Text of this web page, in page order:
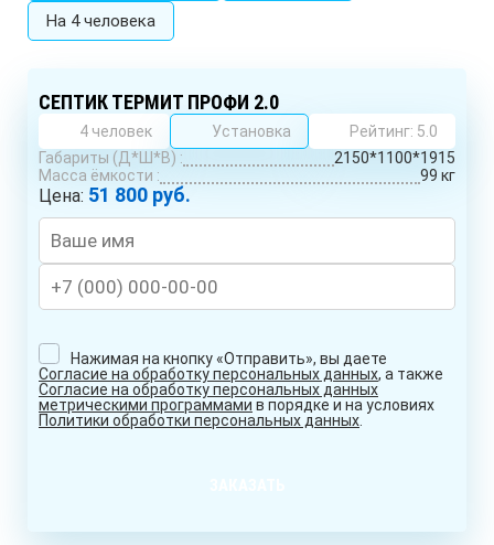
На 4 человека
СЕПТИК ТЕРМИТ ПРОФИ 2.0
4 человек Установка
Рейтинг: 5.0
Габариты (Д*Ш*В) :
2150*1100*1915
Масса ёмкости :
99 кг
Цена: 51 800 руб.
Нажимая на кнопку «Отправить», вы даете
Согласие на обработку персональных данных, а также
Согласие на обработку персональных данных
метрическими программами в порядке и на условиях
Политики обработки персональных данных